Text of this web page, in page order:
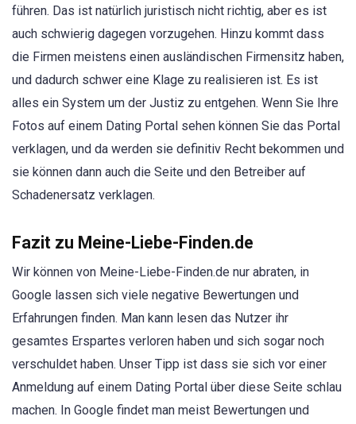
führen. Das ist natürlich juristisch nicht richtig, aber es ist
auch schwierig dagegen vorzugehen. Hinzu kommt dass
die Firmen meistens einen ausländischen Firmensitz haben,
und dadurch schwer eine Klage zu realisieren ist. Es ist
alles ein System um der Justiz zu entgehen. Wenn Sie Ihre
Fotos auf einem Dating Portal sehen können Sie das Portal
verklagen, und da werden sie definitiv Recht bekommen und
sie können dann auch die Seite und den Betreiber auf
Schadenersatz verklagen.
Fazit zu Meine-Liebe-Finden.de
Wir können von Meine-Liebe-Finden.de nur abraten, in
Google lassen sich viele negative Bewertungen und
Erfahrungen finden. Man kann lesen das Nutzer ihr
gesamtes Erspartes verloren haben und sich sogar noch
verschuldet haben. Unser Tipp ist dass sie sich vor einer
Anmeldung auf einem Dating Portal über diese Seite schlau
machen. In Google findet man meist Bewertungen und